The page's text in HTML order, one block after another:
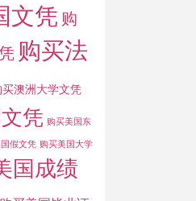
文凭 购
购买法
买澳洲大学文凭
凭 购买美国东
假文凭 购买美国大学
国成绩